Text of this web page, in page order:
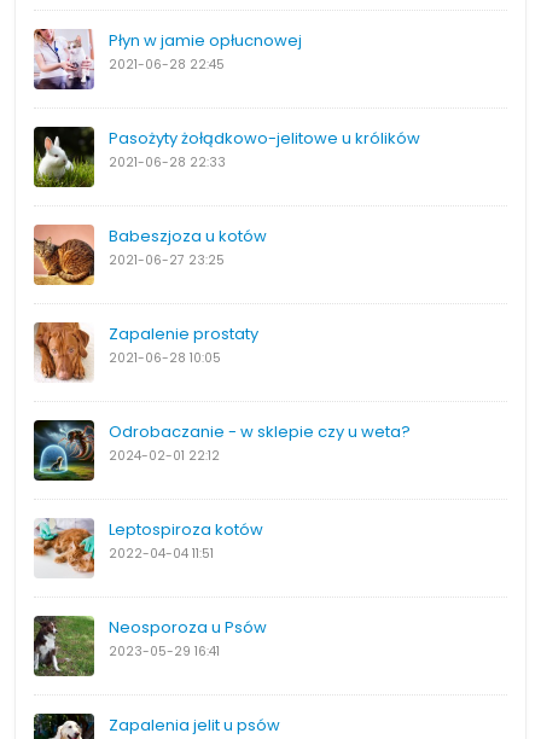
Płyn w jamie opłucnowej
2021-06-28 22:45
Pasożyty żołądkowo-jelitowe u królików
2021-06-28 22:33
Babeszjoza u kotów
2021-06-27 23:25
Zapalenie prostaty
2021-06-28 10:05
Odrobaczanie - w sklepie czy u weta?
2024-02-01 22:12
Leptospiroza kotów
2022-04-04 11:51
Neosporoza u Psów
2023-05-29 16:41
Zapalenia jelit u psów